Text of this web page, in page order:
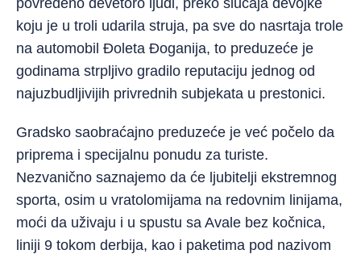
koju je u troli udarila struja, pa sve do nasrtaja trole
na automobil Đoleta Đoganija, to preduzeće je
godinama strpljivo gradilo reputaciju jednog od
najuzbudljivijih privrednih subjekata u prestonici.
Gradsko saobraćajno preduzeće je već počelo da
priprema i specijalnu ponudu za turiste.
Nezvanično saznajemo da će ljubitelji ekstremnog
sporta, osim u vratolomijama na redovnim linijama,
moći da uživaju i u spustu sa Avale bez kočnica,
liniji 9 tokom derbija, kao i paketima pod nazivom